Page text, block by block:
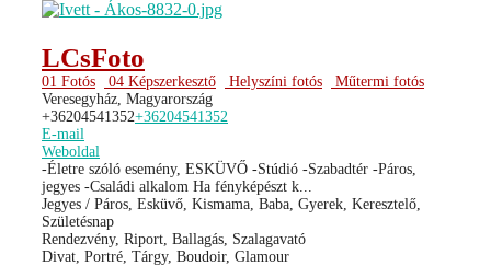
LCsFoto
01 Fotós 04 Képszerkesztő Helyszíni fotós
Műtermi fotós
Veresegyház, Magyarország
+36204541352+36204541352
E-mail
Weboldal
-Életre szóló esemény, ESKÜVŐ -Stúdió -Szabadtér -Páros,
jegyes -Családi alkalom Ha fényképészt k...
Jegyes / Páros, Esküvő, Kismama, Baba, Gyerek, Keresztelő,
Születésnap
Rendezvény, Riport, Ballagás, Szalagavató
Divat, Portré, Tárgy, Boudoir, Glamour